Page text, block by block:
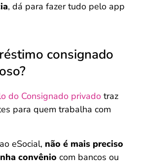
, dá para fazer tudo pelo app
consignado
do Consignado privado traz
para quem trabalha com
eSocial, não é mais preciso
convênio com bancos ou